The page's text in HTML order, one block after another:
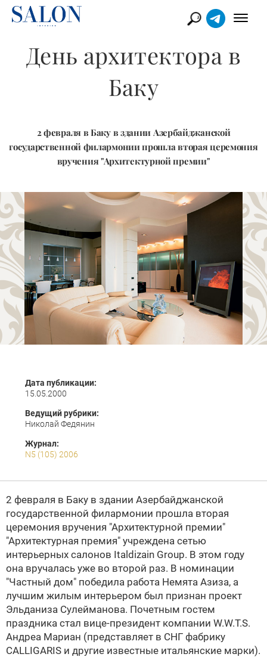
День архитектора в
Баку
2 февраля в Баку в здании Азербайджанской
государственной филармонии прошла вторая церемония
вручения "Архитектурной премии"
Дата публикации:
15.05.2000
Ведущий рубрики:
Николай Федянин
Журнал:
N5 (105) 2006
2 февраля в Баку в здании Азербайджанской
государственной филармонии прошла вторая
церемония вручения "Архитектурной премии"
"Архитектурная премия" учреждена сетью
интерьерных салонов Italdizain Group. В этом году
она вручалась уже во второй раз. В номинации
"Частный дом" победила работа Немята Азиза, а
лучшим жилым интерьером был признан проект
Эльданиза Сулейманова. Почетным гостем
праздника стал вице-президент компании W.W.T.S.
Андреа Мариан (представляет в СНГ фабрику
CALLIGARIS и другие известные итальянские марки).